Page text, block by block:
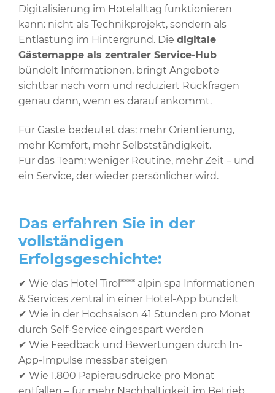
Digitalisierung im Hotelalltag funktionieren
kann: nicht als Technikprojekt, sondern als
Entlastung im Hintergrund. Die digitale
Gästemappe als zentraler Service-Hub
bündelt Informationen, bringt Angebote
sichtbar nach vorn und reduziert Rückfragen
genau dann, wenn es darauf ankommt.
Für Gäste bedeutet das: mehr Orientierung,
mehr Komfort, mehr Selbstständigkeit.
Für das Team: weniger Routine, mehr Zeit – und
ein Service, der wieder persönlicher wird.
Das erfahren Sie in der
vollständigen
Erfolgsgeschichte:
✔ Wie das Hotel Tirol**** alpin spa Informationen
& Services zentral in einer Hotel-App bündelt
✔ Wie in der Hochsaison 41 Stunden pro Monat
durch Self-Service eingespart werden
✔ Wie Feedback und Bewertungen durch In-
App-Impulse messbar steigen
✔ Wie 1.800 Papierausdrucke pro Monat